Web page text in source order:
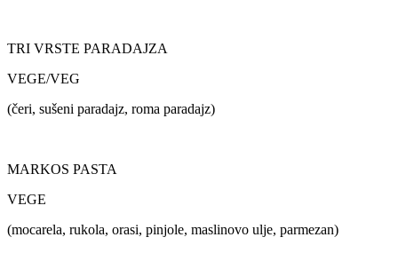
TRI VRSTE PARADAJZA
VEGE/VEG
(čeri, sušeni paradajz, roma paradajz)
MARKOS PASTA
VEGE
(mocarela, rukola, orasi, pinjole, maslinovo ulje, parmezan)